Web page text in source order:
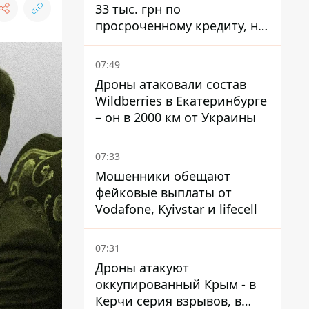
33 тыс. грн по
просроченному кредиту, но
суд взыскал с должницы
только 22 тыс. грн
07:49
Дроны атаковали состав
Wildberries в Екатеринбурге
– он в 2000 км от Украины
07:33
Мошенники обещают
фейковые выплаты от
Vodafone, Kyivstar и lifecell
07:31
Дроны атакуют
оккупированный Крым - в
Керчи серия взрывов, в